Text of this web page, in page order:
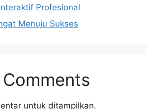
Profesional
Menuju Sukses
untuk ditampilkan.